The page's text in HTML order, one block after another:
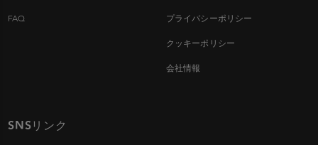
FAQ プライバシーポリシー
クッキーポリシー
会社情報
SNSリンク